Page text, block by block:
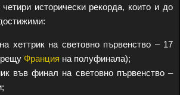
исторически рекорда, които и до
хеттрик на световно първенство – 17
Франция на полуфинала);
във финал на световно първенство –